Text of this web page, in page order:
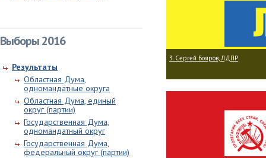
Выборы 2016
Результаты
Областная Дума,
одномандатные округа
Областная Дума, единый
округ (партии)
Государственная Дума,
одномандатный округ
Государственная Дума,
федеральный округ (партии)
3. Сергей Бояров, ЛДПР